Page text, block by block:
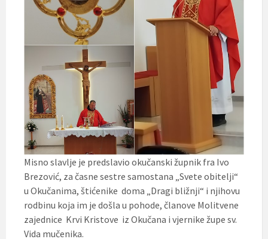
Misno slavlje je predslavio okučanski župnik fra Ivo
Brezović, za časne sestre samostana „Svete obitelji“
u Okučanima, štićenike doma „Dragi bližnji“ i njihovu
rodbinu koja im je došla u pohode, članove Molitvene
zajednice Krvi Kristove iz Okučana i vjernike župe sv.
Vida mučenika.